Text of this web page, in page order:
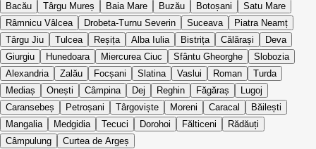
Bacău
Târgu Mureș Baia Mare Buzău Botoșani
Satu Mare
Râmnicu Vâlcea
Drobeta-Turnu Severin Suceava
Piatra Neamț
Târgu Jiu
Tulcea Reșița Alba Iulia Bistrița Călărași
Deva
Giurgiu
Hunedoara Miercurea Ciuc Sfântu Gheorghe
Slobozia
Alexandria
Zalău Focșani Slatina Vaslui Roman
Turda
Mediaș
Onești Câmpina Dej Reghin Făgăraș
Lugoj
Caransebeș
Petroșani Târgoviște Moreni Caracal
Băilești
Mangalia
Medgidia Tecuci Dorohoi Fălticeni
Rădăuți
Câmpulung
Curtea de Argeș